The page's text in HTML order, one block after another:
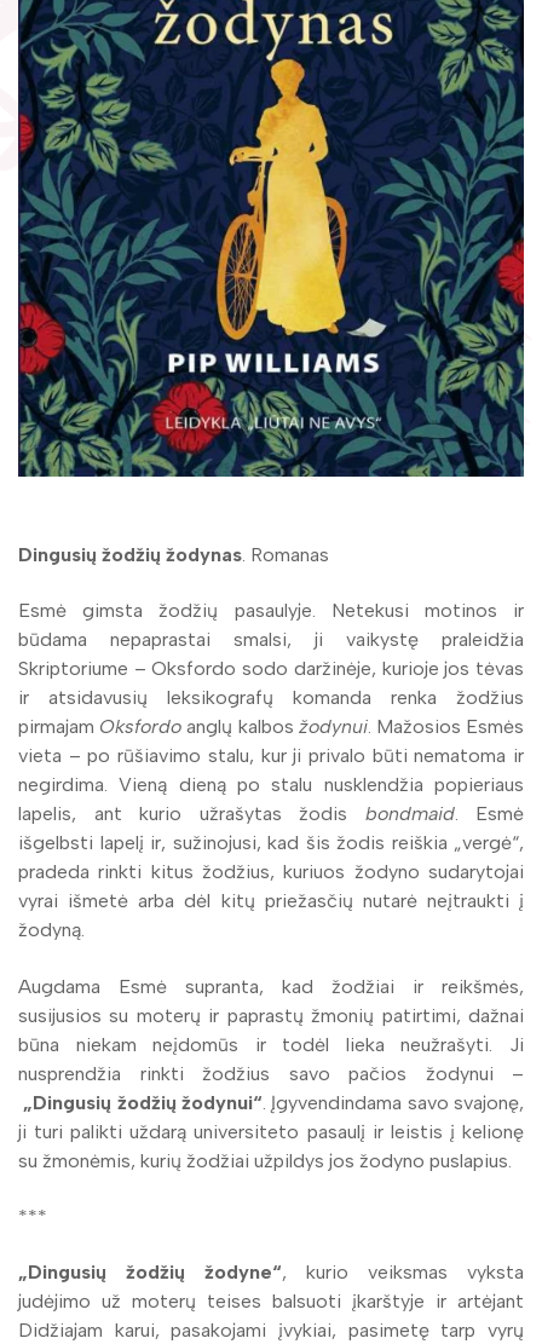
Gaunami periodiniai leidiniai
Tarpbibliotekinis abonementas
Knygomatai
Internetas
Klubai
Literatų klubas „Polėkis“
Interaktyvi kelionė
Gabrielės Petkevičaitės-Bitės literatūrinė
premija
Bibliotekos 70-metis
Virtuali biblioteka
Dingusių žodžių žodynas. Romanas
Esmė gimsta žodžių pasaulyje. Netekusi motinos ir
būdama nepaprastai smalsi, ji vaikystę praleidžia
Skriptoriume – Oksfordo sodo daržinėje, kurioje jos tėvas
ir atsidavusių leksikografų komanda renka žodžius
pirmajam Oksfordo anglų kalbos žodynui. Mažosios Esmės
vieta – po rūšiavimo stalu, kur ji privalo būti nematoma ir
negirdima. Vieną dieną po stalu nusklendžia popieriaus
lapelis, ant kurio užrašytas žodis
bondmaid. Esmė
išgelbsti lapelį ir, sužinojusi, kad šis žodis reiškia „vergė“,
pradeda rinkti kitus žodžius, kuriuos žodyno sudarytojai
vyrai išmetė arba dėl kitų priežasčių nutarė neįtraukti į
žodyną.
Augdama Esmė supranta, kad žodžiai ir reikšmės,
susijusios su moterų ir paprastų žmonių patirtimi, dažnai
būna niekam neįdomūs ir todėl lieka neužrašyti. Ji
nusprendžia rinkti žodžius savo pačios žodynui –
„Dingusių žodžių žodynui“ . Įgyvendindama savo svajonę,
ji turi palikti uždarą universiteto pasaulį ir leistis į kelionę
su žmonėmis, kurių žodžiai užpildys jos žodyno puslapius.
***
„Dingusių žodžių žodyne“, kurio veiksmas vyksta
judėjimo už moterų teises balsuoti įkarštyje ir artėjant
Didžiajam karui, pasakojami įvykiai, pasimetę tarp vyrų